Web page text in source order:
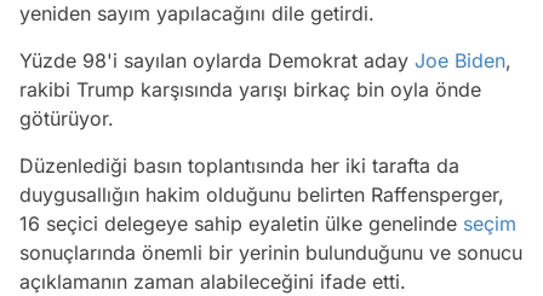
yeniden sayım yapılacağını dile getirdi.
Yüzde 98'i sayılan oylarda Demokrat aday Joe Biden,
rakibi Trump karşısında yarışı birkaç bin oyla önde
götürüyor.
Düzenlediği basın toplantısında her iki tarafta da
duygusallığın hakim olduğunu belirten Raffensperger,
16 seçici delegeye sahip eyaletin ülke genelinde seçim
sonuçlarında önemli bir yerinin bulunduğunu ve sonucu
açıklamanın zaman alabileceğini ifade etti.